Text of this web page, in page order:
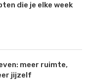
die je elke week
meer ruimte,
jijzelf